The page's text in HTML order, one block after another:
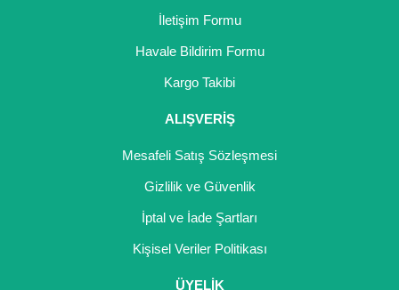
İletişim Formu
Havale Bildirim Formu
Kargo Takibi
ALIŞVERİŞ
Mesafeli Satış Sözleşmesi
Gizlilik ve Güvenlik
İptal ve İade Şartları
Kişisel Veriler Politikası
ÜYELİK